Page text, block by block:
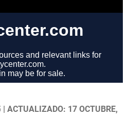
| ACTUALIZADO: 17 OCTUBRE,